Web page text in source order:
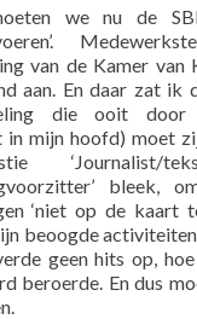
we nu de
van de Kamer van
aan. En daar zat ik
die ooit door
in mijn hoofd) moet
‘Journalist/
bleek,
‘niet op de kaart
beoogde
geen hits op,
beroerde. En dus